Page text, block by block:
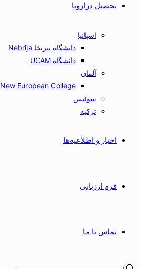
تحصیل دراروپا
اسپانیا
دانشگاه نبریخا Nebrija
دانشگاه UCAM
آلمان
New European College
سوئیس
ترکیه
اخبار و اطلاعیه‌ها
فرم ارزیابی
تماس با ما